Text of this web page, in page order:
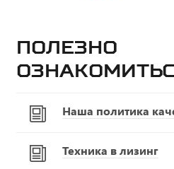
Полезно
Наша политика
Техника в лизинг